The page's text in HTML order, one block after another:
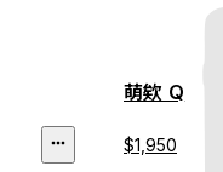
萌欸 Q
$1,950